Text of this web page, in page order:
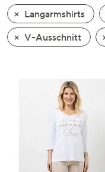
wischen
Sie
auf
anzuzeigen.
Langarmshirts
V-Ausschnitt